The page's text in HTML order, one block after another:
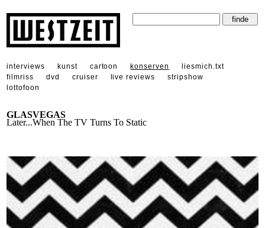
interviews kunst cartoon konserven
liesmich.txt
filmriss
dvd cruiser live reviews
stripshow
lottofoon
GLASVEGAS
Later...When The TV Turns To Static